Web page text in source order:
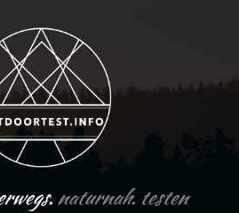
naturnah. testen